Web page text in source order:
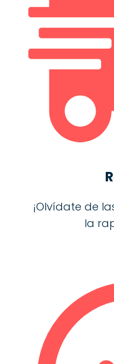
¡Olvídate de
la